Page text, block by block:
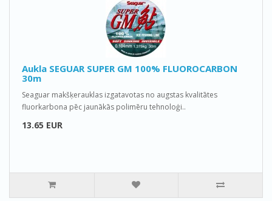
Aukla SEGUAR SUPER GM 100% FLUOROCARBON
30m
Seaguar makšķerauklas izgatavotas no augstas kvalitātes
fluorkarbona pēc jaunākās polimēru tehnoloģi..
13.65 EUR